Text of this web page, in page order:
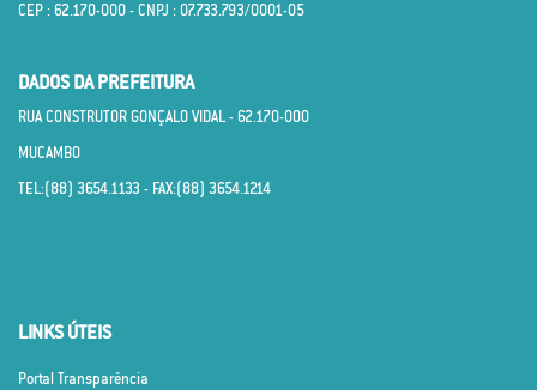
CEP : 62.170­-000 - CNPJ : 07.733.793/0001­-05
DADOS DA PREFEITURA
RUA CONSTRUTOR GONÇALO VIDAL - 62.170­-000
MUCAMBO
TEL:(88) 3654.1133 - FAX:(88) 3654.1214
LINKS ÚTEIS
Portal Transparência